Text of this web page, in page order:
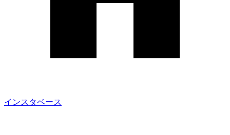
インスタベース